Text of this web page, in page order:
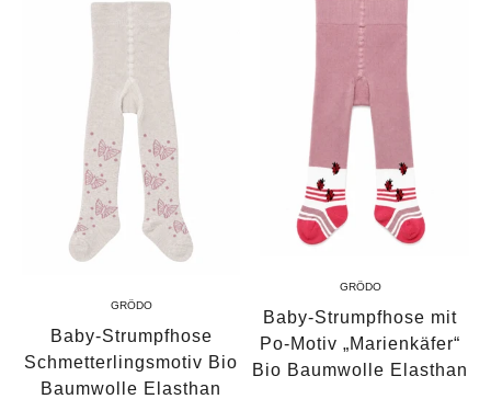
GRÖDO
Baby-Strumpfhose
Schmetterlingsmotiv Bio
Baumwolle Elasthan
GRÖDO
Baby-Strumpfhose mit
Po-Motiv „Marienkäfer“
Bio Baumwolle Elasthan